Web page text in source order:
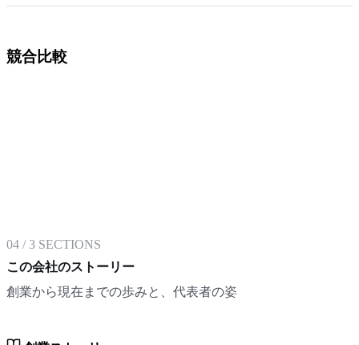
競合比較
04 /3 SECTIONS
この会社のストーリー
創業から現在までの歩みと、代表者の姿